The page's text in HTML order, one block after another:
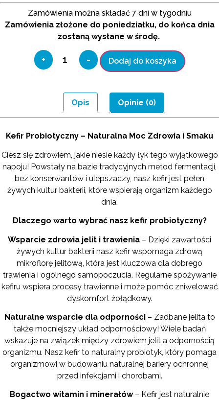
Zamówienia można składać 7 dni w tygodniu
Zamówienia złożone do poniedziałku, do końca dnia
zostaną wysłane w środę.
+ - Dodaj do koszyka
Opis Opinie (0)
Kefir Probiotyczny – Naturalna Moc Zdrowia i Smaku
Ciesz się zdrowiem, jakie niesie każdy łyk tego wyjątkowego
napoju! Powstały na bazie tradycyjnych metod fermentacji,
bez konserwantów i ulepszaczy, nasz kefir jest pełen
żywych kultur bakterii, które wspierają organizm każdego
dnia.
Dlaczego warto wybrać nasz kefir probiotyczny?
Wsparcie zdrowia jelit i trawienia – Dzięki zawartości
żywych kultur bakterii nasz kefir wspomaga zdrową
mikroflorę jelitową, która jest kluczowa dla dobrego
trawienia i ogólnego samopoczucia. Regularne spożywanie
kefiru wspiera procesy trawienne i może pomóc zniwelować
dyskomfort żołądkowy.
Naturalne wsparcie dla odporności– Zadbane jelita to
także mocniejszy układ odpornościowy! Wiele badań
wskazuje na związek między zdrowiem jelit a odpornością
organizmu. Nasz kefir to naturalny probiotyk, który pomaga
organizmowi w budowaniu naturalnej bariery ochronnej
przed infekcjami i chorobami.
Bogactwo witamin i minerałów– Kefir jest naturalnie